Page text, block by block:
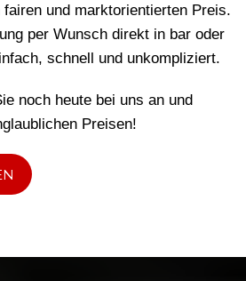
fairen und marktorientierten Preis.
per Wunsch direkt in bar oder
schnell und unkompliziert.
noch heute bei uns an und
Preisen!